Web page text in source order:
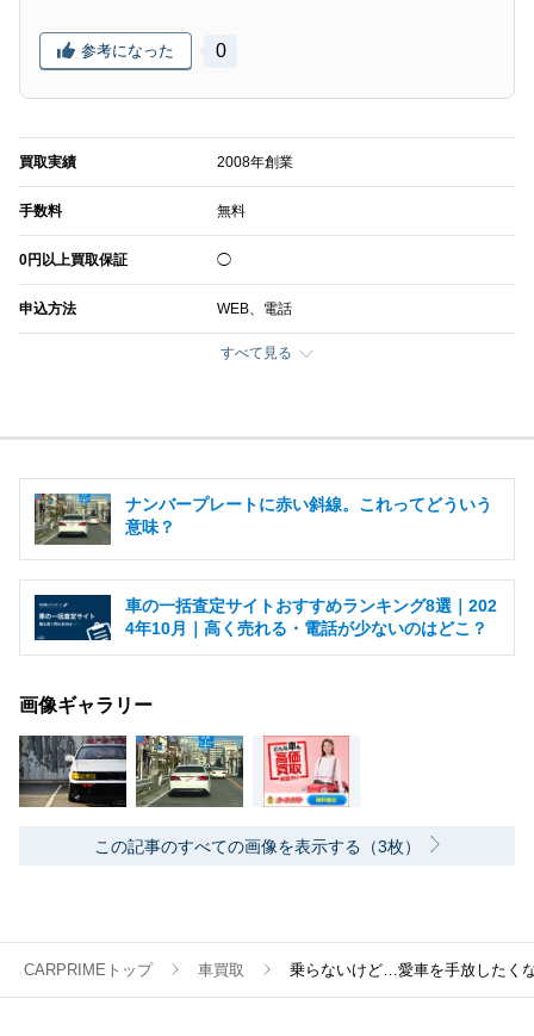
参考になった 0
買取実績 2008年創業
手数料 無料
0円以上買取保証 ◯
申込方法 WEB、電話
すべて見る
ナンバープレートに赤い斜線。これってどういう
意味？
車の一括査定サイトおすすめランキング8選｜202
4年10月｜高く売れる・電話が少ないのはどこ？
画像ギャラリー
この記事のすべての画像を表示する（3枚）
CARPRIMEトップ 車買取 乗らないけど…愛車を手放したく